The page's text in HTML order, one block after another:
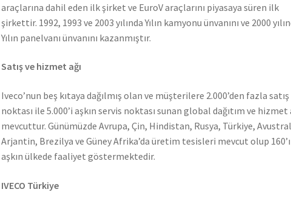
araçlarına dahil eden ilk şirket ve EuroV araçlarını piyasaya süren ilk
şirkettir. 1992, 1993 ve 2003 yılında Yılın kamyonu ünvanını ve 2000
Yılın panelvanı ünvanını kazanmıştır.
Satış ve hizmet ağı
Iveco’nun beş kıtaya dağılmış olan ve müşterilere 2.000’den fazla satış
noktası ile 5.000’i aşkın servis noktası sunan global dağıtım ve hizmet
mevcuttur. Günümüzde Avrupa, Çin, Hindistan, Rusya, Türkiye,
Arjantin, Brezilya ve Güney Afrika’da üretim tesisleri mevcut olup 160’ı
aşkın ülkede faaliyet göstermektedir.
IVECO Türkiye